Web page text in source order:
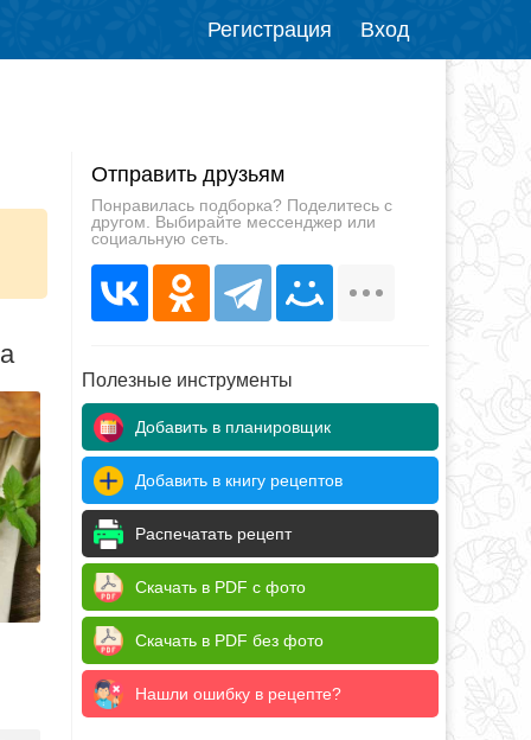
Регистрация Вход
Отправить друзьям
Понравилась подборка? Поделитесь с
другом. Выбирайте мессенджер или
социальную сеть.
Полезные инструменты
Добавить в планировщик
Добавить в книгу рецептов
Распечатать рецепт
Скачать в PDF с фото
Скачать в PDF без фото
Нашли ошибку в рецепте?